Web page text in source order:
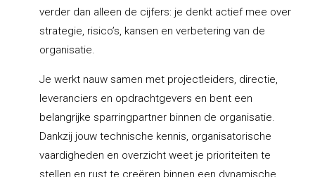
verder dan alleen de cijfers: je denkt actief mee over
strategie, risico’s, kansen en verbetering van de
organisatie.
Je werkt nauw samen met projectleiders, directie,
leveranciers en opdrachtgevers en bent een
belangrijke sparringpartner binnen de organisatie.
Dankzij jouw technische kennis, organisatorische
vaardigheden en overzicht weet je prioriteiten te
stellen en rust te creëren binnen een dynamische